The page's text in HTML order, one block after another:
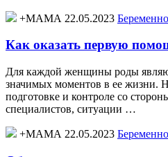
+МАМА 22.05.2023
Как оказать первую
Для каждой женщины роды
значимых моментов в ее жизни.
подготовке и контроле со
специалистов, ситуации …
+МАМА 22.05.2023